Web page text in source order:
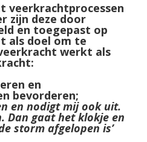
veerkrachtprocessen
zijn deze door
en toegepast op
als doel om te
werkt als
en
bevorderen;
en nodigt mij ook uit.
Dan gaat het klokje en
storm afgelopen is’